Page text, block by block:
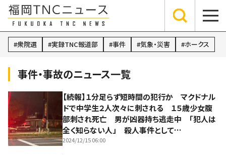
衆院選 実録TNC報道部 事件 気象・災害 ホークス
事件・事故のニュース一覧
【続報】１分足らず短時間の犯行か マクドナル
ドで中学生２人次々に刺される １５歳少女腹
部刺され死亡 男が凶器持ち逃走中 「犯人は
全く知らない人」 殺人事件として…
2024/12/15 06:00